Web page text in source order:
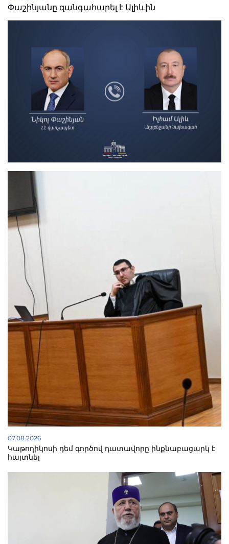
Փաշինյանը զանգահարել է Ալիևին
07.08.2026
Կաթողիկոսի դեմ գործով դատավորը ինքնաբացարկ է
հայտնել